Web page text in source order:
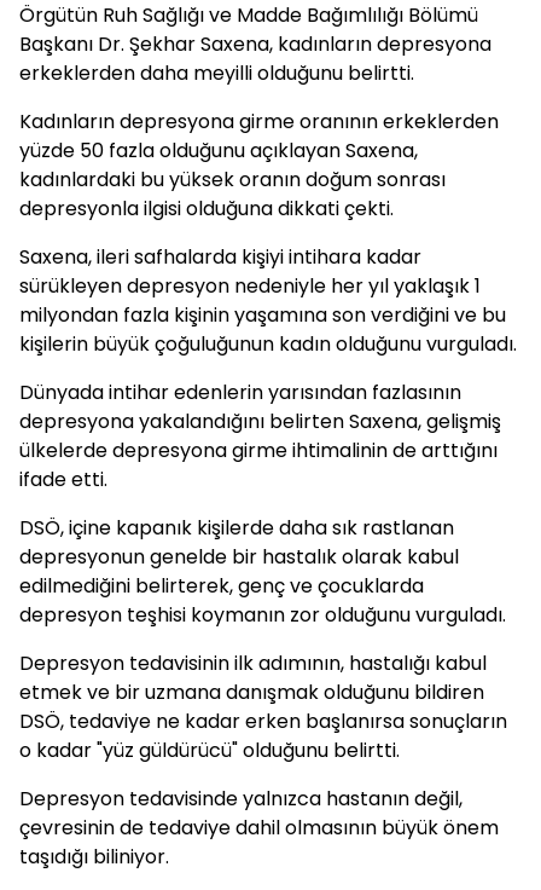
Örgütün Ruh Sağlığı ve Madde Bağımlılığı Bölümü
Başkanı Dr. Şekhar Saxena, kadınların depresyona
erkeklerden daha meyilli olduğunu belirtti.
Kadınların depresyona girme oranının erkeklerden
yüzde 50 fazla olduğunu açıklayan Saxena,
kadınlardaki bu yüksek oranın doğum sonrası
depresyonla ilgisi olduğuna dikkati çekti.
Saxena, ileri safhalarda kişiyi intihara kadar
sürükleyen depresyon nedeniyle her yıl yaklaşık 1
milyondan fazla kişinin yaşamına son verdiğini ve bu
kişilerin büyük çoğuluğunun kadın olduğunu vurguladı.
Dünyada intihar edenlerin yarısından fazlasının
depresyona yakalandığını belirten Saxena, gelişmiş
ülkelerde depresyona girme ihtimalinin de arttığını
ifade etti.
DSÖ, içine kapanık kişilerde daha sık rastlanan
depresyonun genelde bir hastalık olarak kabul
edilmediğini belirterek, genç ve çocuklarda
depresyon teşhisi koymanın zor olduğunu vurguladı.
Depresyon tedavisinin ilk adımının, hastalığı kabul
etmek ve bir uzmana danışmak olduğunu bildiren
DSÖ, tedaviye ne kadar erken başlanırsa sonuçların
o kadar "yüz güldürücü" olduğunu belirtti.
Depresyon tedavisinde yalnızca hastanın değil,
çevresinin de tedaviye dahil olmasının büyük önem
taşıdığı biliniyor.